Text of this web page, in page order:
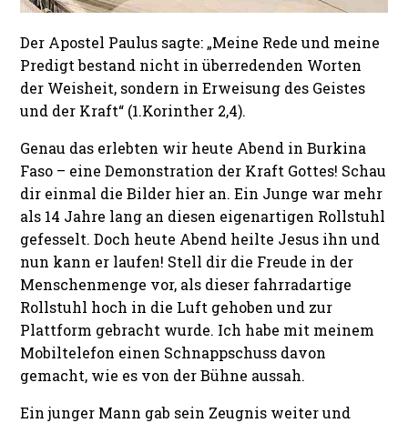
Der Apostel Paulus sagte: „Meine Rede und meine
Predigt bestand nicht in überredenden Worten
der Weisheit, sondern in Erweisung des Geistes
und der Kraft“ (1.Korinther 2,4).
Genau das erlebten wir heute Abend in Burkina
Faso – eine Demonstration der Kraft Gottes! Schau
dir einmal die Bilder hier an. Ein Junge war mehr
als 14 Jahre lang an diesen eigenartigen Rollstuhl
gefesselt. Doch heute Abend heilte Jesus ihn und
nun kann er laufen! Stell dir die Freude in der
Menschenmenge vor, als dieser fahrradartige
Rollstuhl hoch in die Luft gehoben und zur
Plattform gebracht wurde. Ich habe mit meinem
Mobiltelefon einen Schnappschuss davon
gemacht, wie es von der Bühne aussah.
Ein junger Mann gab sein Zeugnis weiter und